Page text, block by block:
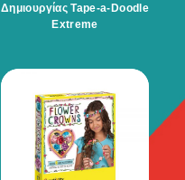
Δημιουργίας Tape-a-Doodle
Extreme